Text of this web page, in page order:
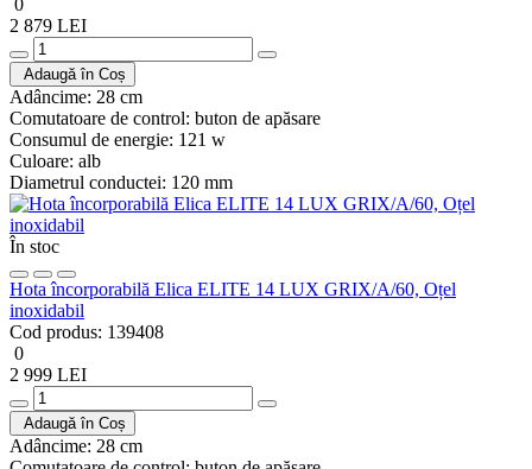
2 879 LEI
Adaugă în Coș
Adâncime: 28 cm
Comutatoare de control: buton de apăsare
Consumul de energie: 121 w
Culoare: alb
Diametrul conductei: 120 mm
În stoc
Hota încorporabilă Elica ELITE 14 LUX GRIX/A/60, Oțel
inoxidabil
Cod produs: 139408
0
2 999 LEI
Adaugă în Coș
Adâncime: 28 cm